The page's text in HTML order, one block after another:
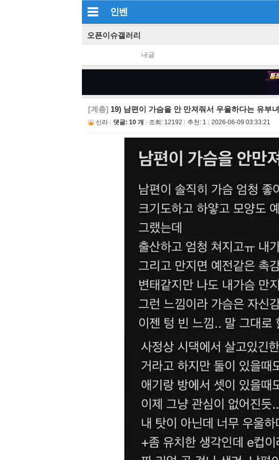
인벤
오픈이슈갤러리
내글
[계층] 19) 남편이 가슴을 안 만져줘서 우울하다는 유부녀
신라 댓글: 10 개 조회: 12192 추천: 1 2026-06-09 03:33:21